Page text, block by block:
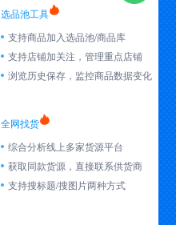
选品池工具
支持商品加入选品池/商品库
支持店铺加关注，管理重点店铺
浏览历史保存，监控商品数据变化
全网找货
综合分析线上多家货源平台
获取同款货源，直接联系供货商
支持搜标题/搜图片两种方式